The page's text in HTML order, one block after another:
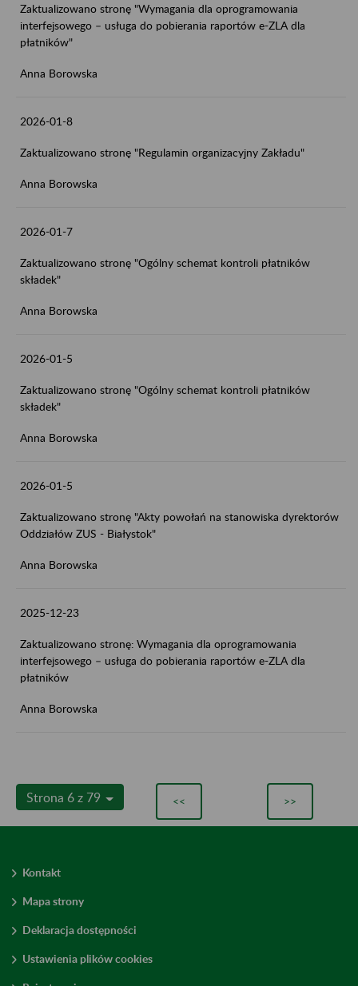
Zaktualizowano stronę "Wymagania dla oprogramowania
interfejsowego – usługa do pobierania raportów e-ZLA dla
płatników"
Anna Borowska
2026-01-8
Zaktualizowano stronę "Regulamin organizacyjny Zakładu"
Anna Borowska
2026-01-7
Zaktualizowano stronę "Ogólny schemat kontroli płatników
składek"
Anna Borowska
2026-01-5
Zaktualizowano stronę "Ogólny schemat kontroli płatników
składek"
Anna Borowska
2026-01-5
Zaktualizowano stronę "Akty powołań na stanowiska dyrektorów
Oddziałów ZUS - Białystok"
Anna Borowska
2025-12-23
Zaktualizowano stronę: Wymagania dla oprogramowania
interfejsowego – usługa do pobierania raportów e-ZLA dla
płatników
Anna Borowska
Strona 6 z 79 << >>
Kontakt
Mapa strony
Deklaracja dostępności
Ustawienia plików cookies